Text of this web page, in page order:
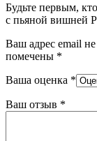
Будьте первым,
с пьяной вишней
Ваш адрес email
помечены *
Ваша оценка *
Ваш отзыв *